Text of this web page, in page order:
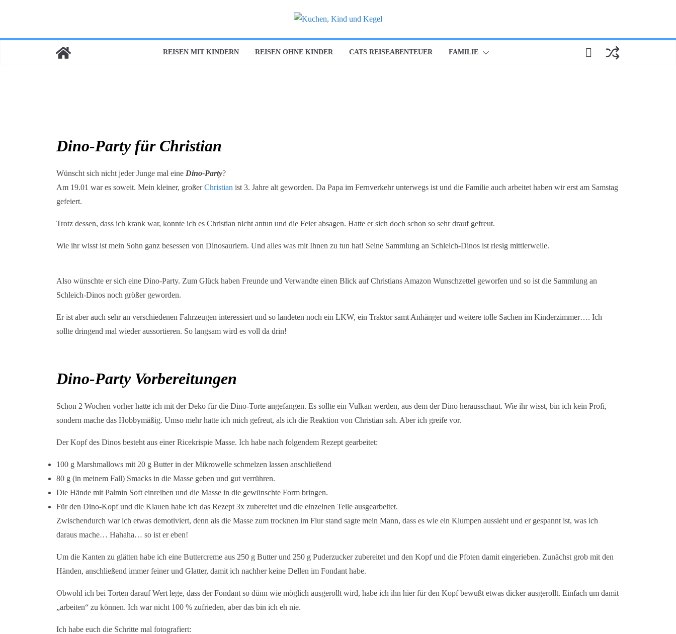
REISEN MIT KINDERN REISEN OHNE KINDER CATS REISEABENTEUER FAMILIE
Dino-Party für Christian
Wünscht sich nicht jeder Junge mal eine Dino-Party?
Am 19.01 war es soweit. Mein kleiner, großerChristian ist 3. Jahre alt geworden. Da Papa im Fernverkehr unterwegs ist und die Familie auch arbeitet haben wir erst am Samstag
gefeiert.
Trotz dessen, dass ich krank war, konnte ich es Christian nicht antun und die Feier absagen. Hatte er sich doch schon so sehr drauf gefreut.
Wie ihr wisst ist mein Sohn ganz besessen von Dinosauriern. Und alles was mit Ihnen zu tun hat! Seine Sammlung an Schleich-Dinos ist riesig mittlerweile.
Also wünschte er sich eine Dino-Party. Zum Glück haben Freunde und Verwandte einen Blick auf Christians Amazon Wunschzettel geworfen und so ist die Sammlung an
Schleich-Dinos noch größer geworden.
Er ist aber auch sehr an verschiedenen Fahrzeugen interessiert und so landeten noch ein LKW, ein Traktor samt Anhänger und weitere tolle Sachen im Kinderzimmer…. Ich
sollte dringend mal wieder aussortieren. So langsam wird es voll da drin!
Dino-Party Vorbereitungen
Schon 2 Wochen vorher hatte ich mit der Deko für die Dino-Torte angefangen. Es sollte ein Vulkan werden, aus dem der Dino herausschaut. Wie ihr wisst, bin ich kein Profi,
sondern mache das Hobbymäßig. Umso mehr hatte ich mich gefreut, als ich die Reaktion von Christian sah. Aber ich greife vor.
Der Kopf des Dinos besteht aus einer Ricekrispie Masse. Ich habe nach folgendem Rezept gearbeitet:
100 g Marshmallows mit 20 g Butter in der Mikrowelle schmelzen lassen anschließend
80 g (in meinem Fall) Smacks in die Masse geben und gut verrühren.
Die Hände mit Palmin Soft einreiben und die Masse in die gewünschte Form bringen.
Für den Dino-Kopf und die Klauen habe ich das Rezept 3x zubereitet und die einzelnen Teile ausgearbeitet.
Zwischendurch war ich etwas demotiviert, denn als die Masse zum trocknen im Flur stand sagte mein Mann, dass es wie ein Klumpen aussieht und er gespannt ist, was ich
daraus mache… Hahaha… so ist er eben!
Um die Kanten zu glätten habe ich eine Buttercreme aus 250 g Butter und 250 g Puderzucker zubereitet und den Kopf und die Pfoten damit eingerieben. Zunächst grob mit den
Händen, anschließend immer feiner und Glatter, damit ich nachher keine Dellen im Fondant habe.
Obwohl ich bei Torten darauf Wert lege, dass der Fondant so dünn wie möglich ausgerollt wird, habe ich ihn hier für den Kopf bewußt etwas dicker ausgerollt. Einfach um damit
„arbeiten“ zu können. Ich war nicht 100 % zufrieden, aber das bin ich eh nie.
Ich habe euch die Schritte mal fotografiert: